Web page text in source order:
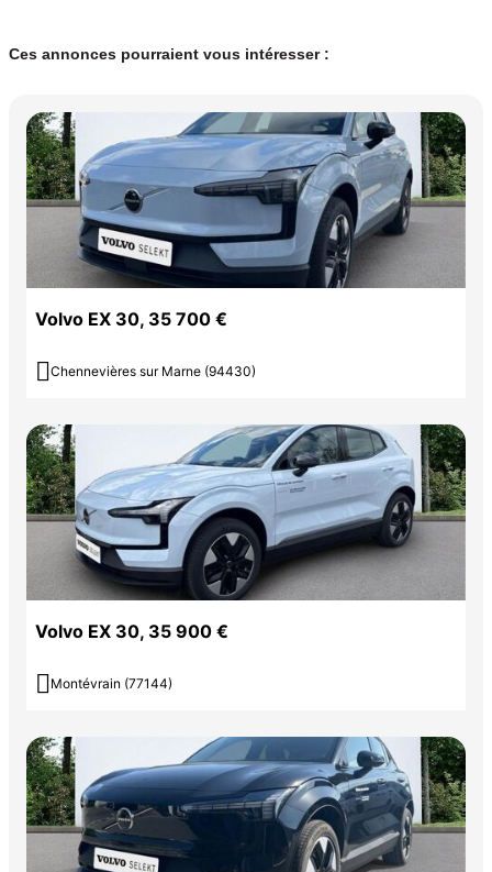
Ces annonces pourraient vous intéresser :
Volvo EX 30, 35 700 €
 Chennevières sur Marne (94430)
Volvo EX 30, 35 900 €
 Montévrain (77144)